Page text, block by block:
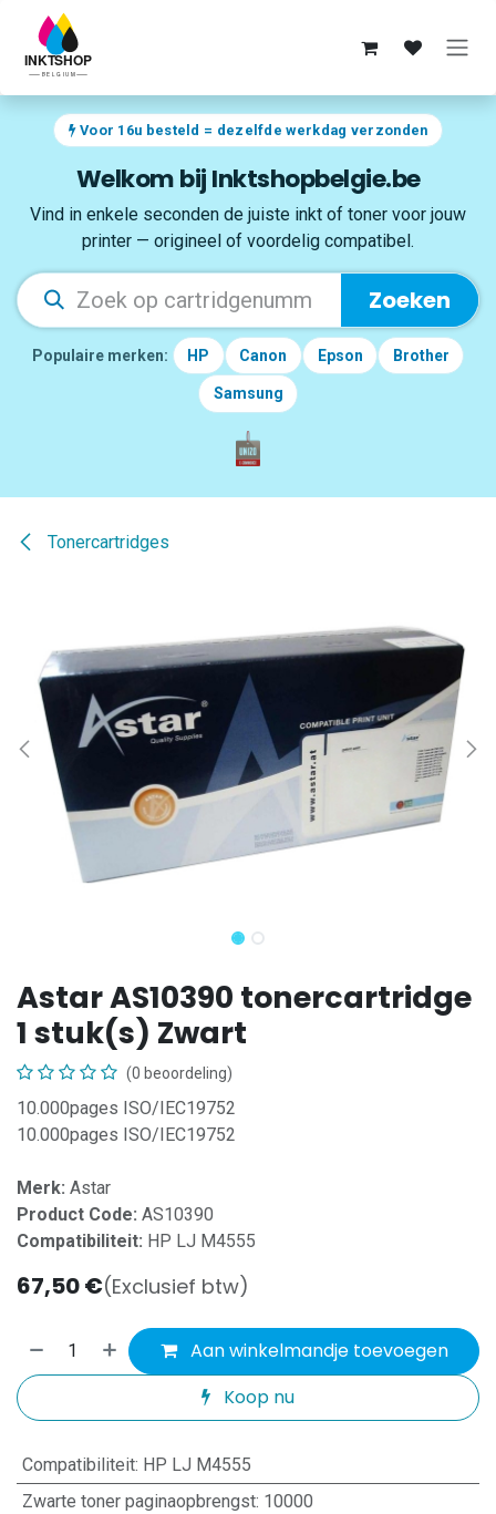
Overslaan naar inhoud
Voor 16u besteld = dezelfde werkdag verzonden
Welkom bij Inktshopbelgie.be
Vind in enkele seconden de juiste inkt of toner voor jouw
printer — origineel of voordelig compatibel.
Zoeken
Populaire merken: HP Canon Epson Brother
Samsung
Tonercartridges
Astar AS10390 tonercartridge
1 stuk(s) Zwart
(0 beoordeling)
10.000pages ISO/IEC19752
10.000pages ISO/IEC19752
Merk: Astar
Product Code: AS10390
Compatibiliteit: HP LJ M4555
67,50€(Exclusief btw)
Aan winkelmandje toevoegen
Koop nu
Compatibiliteit: HP LJ M4555
Zwarte toner paginaopbrengst: 10000